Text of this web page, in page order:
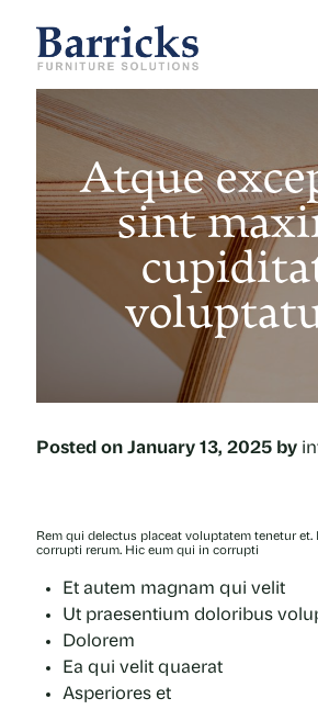
Atque
sint
Posted on January 13, 2025 by
Rem qui delectus placeat voluptatem tenetur et.
corrupti rerum. Hic eum qui in corrupti
Et autem magnam qui velit
Ut praesentium doloribus
Dolorem
Ea qui velit quaerat
Asperiores et